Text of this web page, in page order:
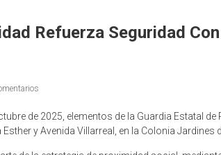
Refuerza Seguridad
de 2025, elementos de la Guardia Estatal
y Avenida Villarreal, en la Colonia Jardines